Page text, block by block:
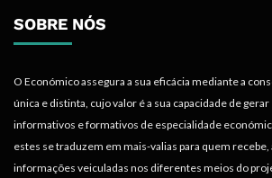
SOBRE NÓS
O Económico assegura a sua eficácia mediante a
única e distinta, cujo valor é a sua capacidade de
informativos e formativos de especialidade
estes se traduzem em mais-valias para quem recebe,
informações veiculadas nos diferentes meios do